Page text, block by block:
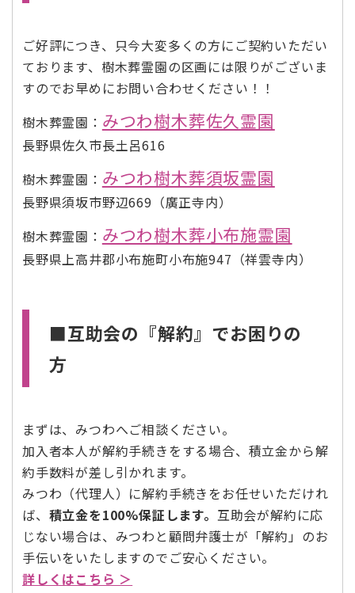
ご好評につき、只今大変多くの方にご契約いただい
ております、樹木葬霊園の区画には限りがございま
すのでお早めにお問い合わせください！！
樹木葬霊園： みつわ樹木葬佐久霊園
長野県佐久市長土呂616
樹木葬霊園： みつわ樹木葬須坂霊園
長野県須坂市野辺669（廣正寺内）
樹木葬霊園： みつわ樹木葬小布施霊園
長野県上高井郡小布施町小布施947（祥雲寺内）
■互助会の『解約』でお困りの
方
まずは、みつわへご相談ください。
加入者本人が解約手続きをする場合、積立金から解
約手数料が差し引かれます。
みつわ（代理人）に解約手続きをお任せいただけれ
ば、 積立金を100%保証します。 互助会が解約に応
じない場合は、みつわと顧問弁護士が「解約」のお
手伝いをいたしますのでご安心ください。
詳しくはこちら ＞